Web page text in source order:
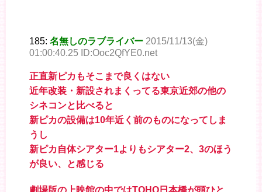
185: 名無しのラブライバー 2015/11/13(金)
01:00:40.25 ID:Ooc2QfYE0.net
正直新ピカもそこまで良くはない
近年改装・新設されまくってる東京近郊の他の
シネコンと比べると
新ピカの設備は10年近く前のものになってしま
うし
新ピカ自体シアター1よりもシアター2、3のほう
が良い、と感じる
劇場版の上映館の中ではTOHO日本橋が頭ひと